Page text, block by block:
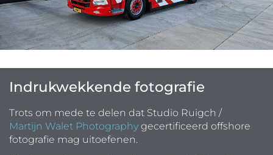
Indrukwekkende fotografie
Trots om mede te delen dat Studio Ruigch /
Martijn Walet Photography gecertificeerd offshore
fotografie mag uitoefenen.